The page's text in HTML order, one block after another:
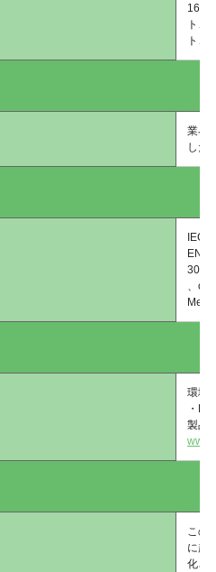
16種
ト、
ト、
業界
した
IEC
300
、
環境
・
製品
この
に起
化さ